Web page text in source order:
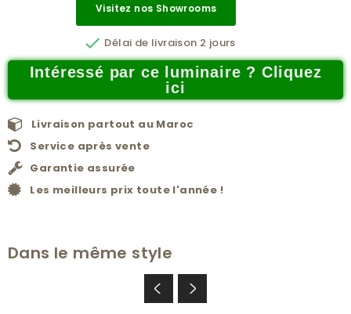
Visitez nos Showrooms
 Délai de livraison 2 jours
Intéressé par ce luminaire ? Cliquez
ici
Livraison partout au Maroc
Service après vente
Garantie assurée
Les meilleurs prix toute l'année !
Dans le même style